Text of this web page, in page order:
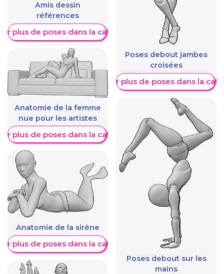
Amis dessin
références
plus de poses dans la catégorie
Anatomie de la femme
nue pour les artistes
plus de poses dans la catégorie
Anatomie de la sirène
plus de poses dans la catégorie
Poses debout jambes
croisées
Afficher plus de poses dans la
Poses debout sur les
mains